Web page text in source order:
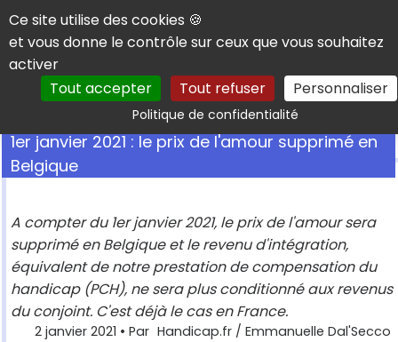
Panneau de gestion des cookies
Ce site utilise des cookies 🍪
et vous donne le contrôle sur ceux que vous souhaitez
activer
Tout accepter
Tout refuser Personnaliser
Politique de confidentialitéRechercher
1er janvier 2021 : le prix de l'amour supprimé en
Belgique
A compter du 1er janvier 2021, le prix de l'amour sera
supprimé en Belgique et le revenu d'intégration,
équivalent de notre prestation de compensation du
handicap (PCH), ne sera plus conditionné aux revenus
du conjoint. C'est déjà le cas en France.
2 janvier 2021 • Par Handicap.fr / Emmanuelle Dal'Secco